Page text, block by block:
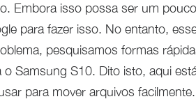
Embora isso possa ser um
para fazer isso. No entanto,
pesquisamos formas
Samsung S10. Dito isto, aqui
para mover arquivos facilmente.